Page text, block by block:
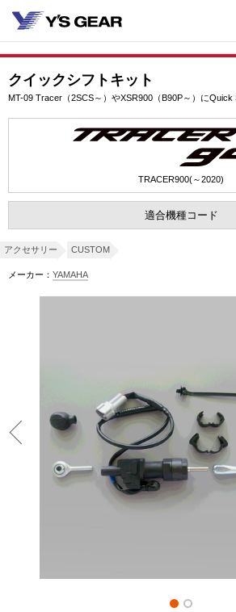
クイックシフトキット
MT-09 Tracer（2SCS～）やXSR900（B90P～）にQuick
TRACER900(～2020)
適合機種コード
アクセサリー CUSTOM
メーカー： YAMAHA